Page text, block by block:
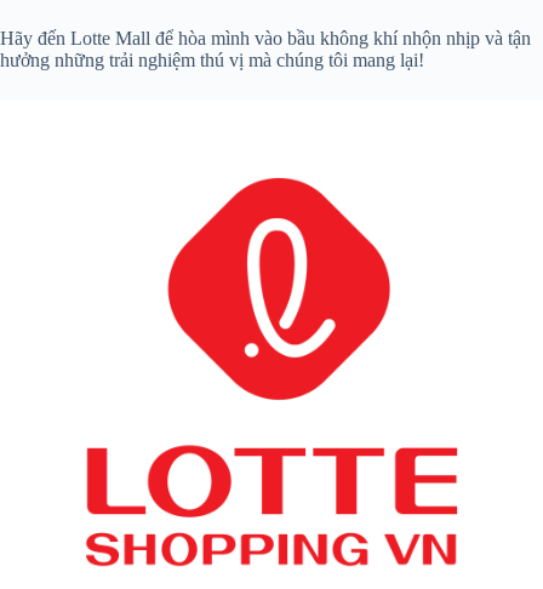
Hãy đến Lotte Mall để hòa mình vào bầu không khí nhộn nhịp và tận
hưởng những trải nghiệm thú vị mà chúng tôi mang lại!